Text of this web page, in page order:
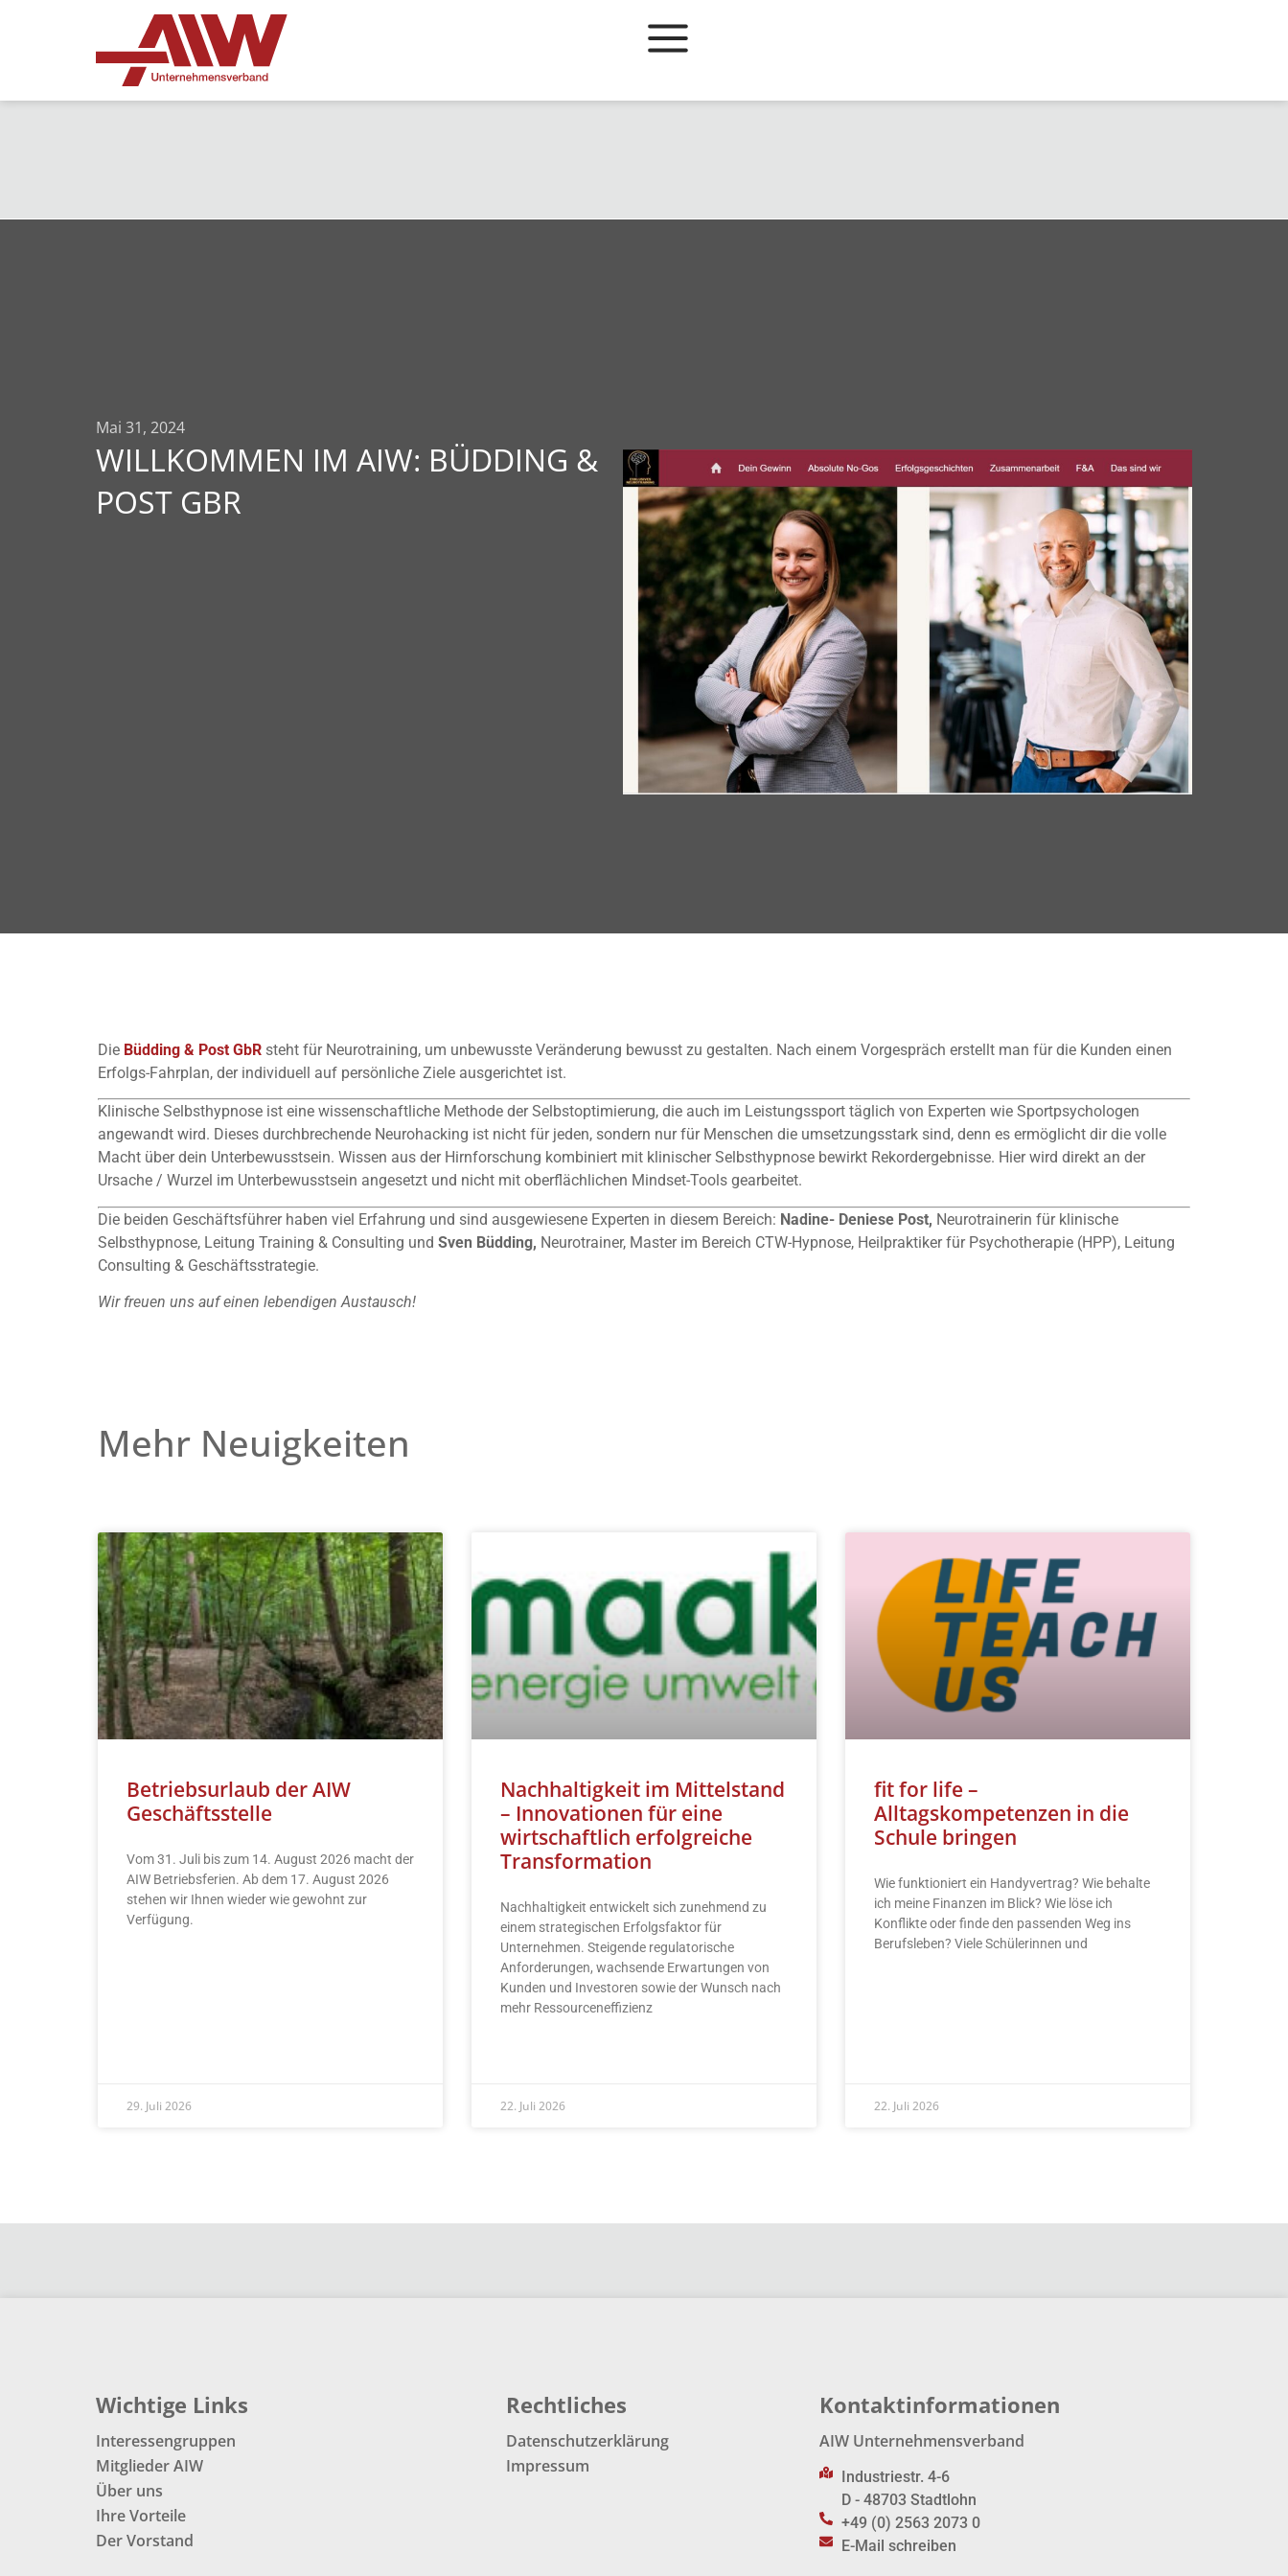
Mai 31, 2024
WILLKOMMEN IM AIW: BÜDDING &
POST GBR
Die Büdding & Post GbR steht für Neurotraining, um unbewusste Veränderung bewusst zu gestalten. Nach einem Vorgespräch erstellt man für die Kunden einen
Erfolgs-Fahrplan, der individuell auf persönliche Ziele ausgerichtet ist.
Klinische Selbsthypnose ist eine wissenschaftliche Methode der Selbstoptimierung, die auch im Leistungssport täglich von Experten wie Sportpsychologen
angewandt wird. Dieses durchbrechende Neurohacking ist nicht für jeden, sondern nur für Menschen die umsetzungsstark sind, denn es ermöglicht dir die volle
Macht über dein Unterbewusstsein. Wissen aus der Hirnforschung kombiniert mit klinischer Selbsthypnose bewirkt Rekordergebnisse. Hier wird direkt an der
Ursache / Wurzel im Unterbewusstsein angesetzt und nicht mit oberflächlichen Mindset-Tools gearbeitet.
Die beiden Geschäftsführer haben viel Erfahrung und sind ausgewiesene Experten in diesem Bereich: Nadine- Deniese Post, Neurotrainerin für klinische
Selbsthypnose, Leitung Training & Consulting und Sven Büdding, Neurotrainer, Master im Bereich CTW-Hypnose, Heilpraktiker für Psychotherapie (HPP), Leitung
Consulting & Geschäftsstrategie.
Wir freuen uns auf einen lebendigen Austausch!
Mehr Neuigkeiten
Betriebsurlaub der AIW
Geschäftsstelle
Vom 31. Juli bis zum 14. August 2026 macht der
AIW Betriebsferien. Ab dem 17. August 2026
stehen wir Ihnen wieder wie gewohnt zur
Verfügung.
29. Juli 2026
Nachhaltigkeit im Mittelstand
– Innovationen für eine
wirtschaftlich erfolgreiche
Transformation
Nachhaltigkeit entwickelt sich zunehmend zu
einem strategischen Erfolgsfaktor für
Unternehmen. Steigende regulatorische
Anforderungen, wachsende Erwartungen von
Kunden und Investoren sowie der Wunsch nach
mehr Ressourceneffizienz
22. Juli 2026
fit for life –
Alltagskompetenzen in die
Schule bringen
Wie funktioniert ein Handyvertrag? Wie behalte
ich meine Finanzen im Blick? Wie löse ich
Konflikte oder finde den passenden Weg ins
Berufsleben? Viele Schülerinnen und
22. Juli 2026
Wichtige Links
Interessengruppen
Mitglieder AIW
Über uns
Ihre Vorteile
Der Vorstand
Rechtliches
Datenschutzerklärung
Impressum
Kontaktinformationen
AIW Unternehmensverband
Industriestr. 4-6
D - 48703 Stadtlohn
+49 (0) 2563 2073 0
E-Mail schreiben